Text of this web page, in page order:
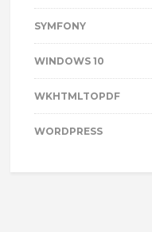
SYMFONY
WINDOWS 10
WKHTMLTOPDF
WORDPRESS